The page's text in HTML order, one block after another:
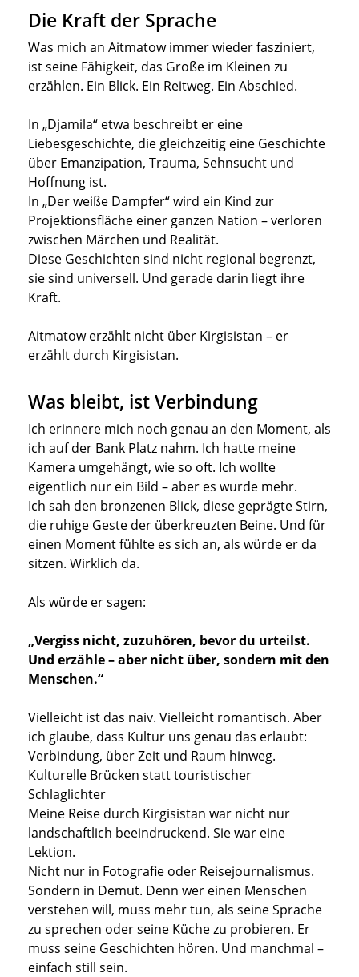
Die Kraft der Sprache
Was mich an Aitmatow immer wieder fasziniert,
ist seine Fähigkeit, das Große im Kleinen zu
erzählen. Ein Blick. Ein Reitweg. Ein Abschied.
In „Djamila“ etwa beschreibt er eine
Liebesgeschichte, die gleichzeitig eine Geschichte
über Emanzipation, Trauma, Sehnsucht und
Hoffnung ist.
In „Der weiße Dampfer“ wird ein Kind zur
Projektionsfläche einer ganzen Nation – verloren
zwischen Märchen und Realität.
Diese Geschichten sind nicht regional begrenzt,
sie sind universell. Und gerade darin liegt ihre
Kraft.
Aitmatow erzählt nicht über Kirgisistan – er
erzählt durch Kirgisistan.
Was bleibt, ist Verbindung
Ich erinnere mich noch genau an den Moment, als
ich auf der Bank Platz nahm. Ich hatte meine
Kamera umgehängt, wie so oft. Ich wollte
eigentlich nur ein Bild – aber es wurde mehr.
Ich sah den bronzenen Blick, diese geprägte Stirn,
die ruhige Geste der überkreuzten Beine. Und für
einen Moment fühlte es sich an, als würde er da
sitzen. Wirklich da.
Als würde er sagen:
„Vergiss nicht, zuzuhören, bevor du urteilst.
Und erzähle – aber nicht über, sondern mit den
Menschen.“
Vielleicht ist das naiv. Vielleicht romantisch. Aber
ich glaube, dass Kultur uns genau das erlaubt:
Verbindung, über Zeit und Raum hinweg.
Kulturelle Brücken statt touristischer
Schlaglichter
Meine Reise durch Kirgisistan war nicht nur
landschaftlich beeindruckend. Sie war eine
Lektion.
Nicht nur in Fotografie oder Reisejournalismus.
Sondern in Demut. Denn wer einen Menschen
verstehen will, muss mehr tun, als seine Sprache
zu sprechen oder seine Küche zu probieren. Er
muss seine Geschichten hören. Und manchmal –
einfach still sein.